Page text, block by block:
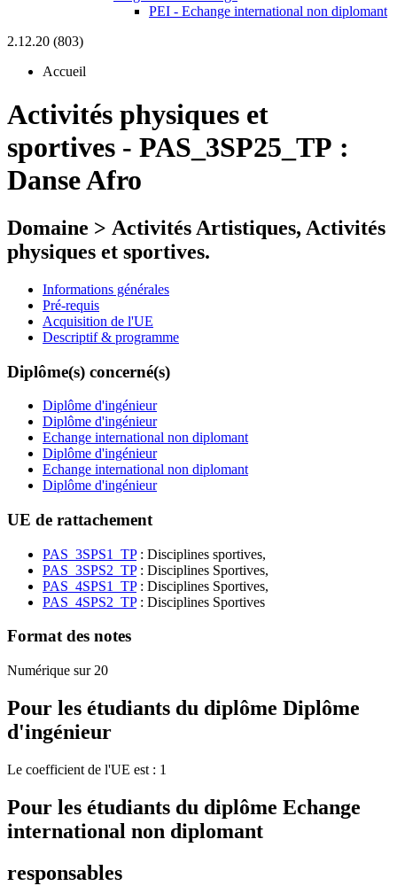
PEI - Echange international non diplomant
2.12.20 (803)
Accueil
Activités physiques et
sportives - PAS_3SP25_TP :
Danse Afro
Domaine > Activités Artistiques, Activités
physiques et sportives.
Informations générales
Pré-requis
Acquisition de l'UE
Descriptif & programme
Diplôme(s) concerné(s)
Diplôme d'ingénieur
Diplôme d'ingénieur
Echange international non diplomant
Diplôme d'ingénieur
Echange international non diplomant
Diplôme d'ingénieur
UE de rattachement
PAS_3SPS1_TP: Disciplines sportives,
PAS_3SPS2_TP: Disciplines Sportives,
PAS_4SPS1_TP: Disciplines Sportives,
PAS_4SPS2_TP: Disciplines Sportives
Format des notes
Numérique sur 20
Pour les étudiants du diplôme Diplôme
d'ingénieur
Le coefficient de l'UE est : 1
Pour les étudiants du diplôme Echange
international non diplomant
responsables